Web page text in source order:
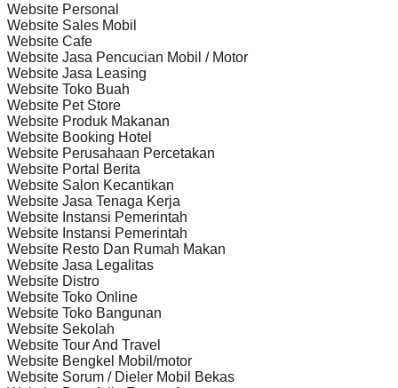
Website Personal
Website Sales Mobil
Website Cafe
Website Jasa Pencucian Mobil / Motor
Website Jasa Leasing
Website Toko Buah
Website Pet Store
Website Produk Makanan
Website Booking Hotel
Website Perusahaan Percetakan
Website Portal Berita
Website Salon Kecantikan
Website Jasa Tenaga Kerja
Website Instansi Pemerintah
Website Instansi Pemerintah
Website Resto Dan Rumah Makan
Website Jasa Legalitas
Website Distro
Website Toko Online
Website Toko Bangunan
Website Sekolah
Website Tour And Travel
Website Bengkel Mobil/motor
Website Sorum / Dieler Mobil Bekas